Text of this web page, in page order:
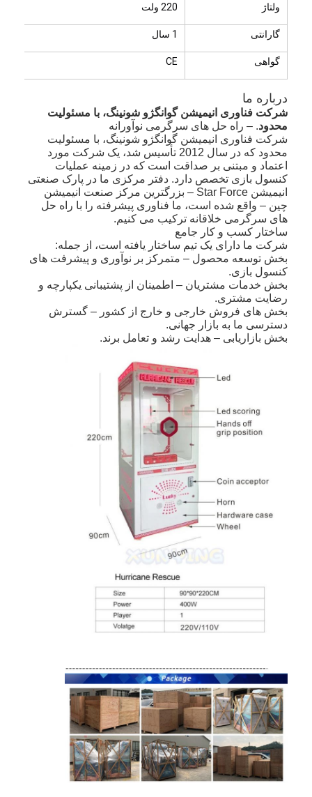
خونه
محصولات
تور کارخانه
کنترل کیفیت
با ما تماس بگیرید
اخبار
ولتاژ 220 ولت
گارانتی 1 سال
گواهی CE
درباره ما
شرکت فناوری انیمیشن گوانگژو شونینگ، با مسئولیت
محدود. – راه حل های سرگرمی نوآورانه
شرکت فناوری انیمیشن گوانگژو شونینگ، با مسئولیت
محدود که در سال 2012 تأسیس شد، یک شرکت مورد
اعتماد و مبتنی بر صداقت است که در زمینه عملیات
کنسول بازی تخصص دارد. دفتر مرکزی ما در پارک صنعتی
انیمیشن Star Force – بزرگترین مرکز صنعت انیمیشن
چین – واقع شده است، ما فناوری پیشرفته را با راه حل
های سرگرمی خلاقانه ترکیب می کنیم.
ساختار کسب و کار جامع
شرکت ما دارای یک تیم ساختار یافته است، از جمله:
بخش توسعه محصول – متمرکز بر نوآوری و پیشرفت های
کنسول بازی.
بخش خدمات مشتریان – اطمینان از پشتیبانی یکپارچه و
رضایت مشتری.
بخش های فروش خارجی و خارج از کشور – گسترش
دسترسی ما به بازار جهانی.
بخش بازاریابی – هدایت رشد و تعامل برند.